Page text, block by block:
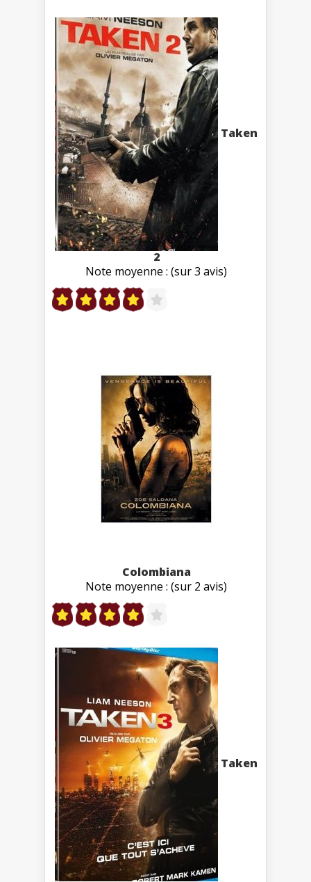
Taken
2
Note moyenne : (sur 3 avis)
Colombiana
Note moyenne : (sur 2 avis)
Taken